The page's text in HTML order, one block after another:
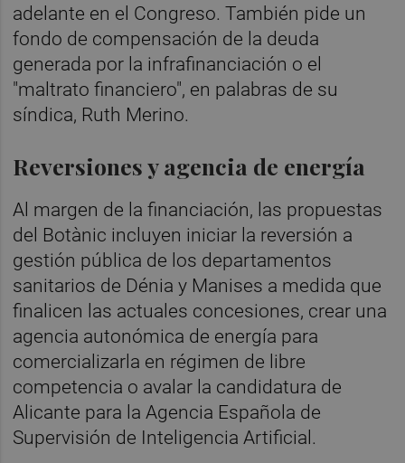
adelante en el Congreso. También pide un
fondo de compensación de la deuda
generada por la infrafinanciación o el
"maltrato financiero", en palabras de su
síndica, Ruth Merino.
Reversiones y agencia de energía
Al margen de la financiación, las propuestas
del Botànic incluyen iniciar la reversión a
gestión pública de los departamentos
sanitarios de Dénia y Manises a medida que
finalicen las actuales concesiones, crear una
agencia autonómica de energía para
comercializarla en régimen de libre
competencia o avalar la candidatura de
Alicante para la Agencia Española de
Supervisión de Inteligencia Artificial.